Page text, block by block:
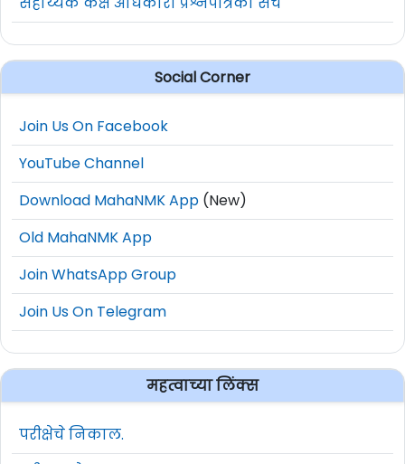
Social Corner
Join Us On Facebook
YouTube Channel
Download MahaNMK App (New)
Old MahaNMK App
Join WhatsApp Group
Join Us On Telegram
महत्वाच्या लिंक्स
परीक्षेचे निकाल.